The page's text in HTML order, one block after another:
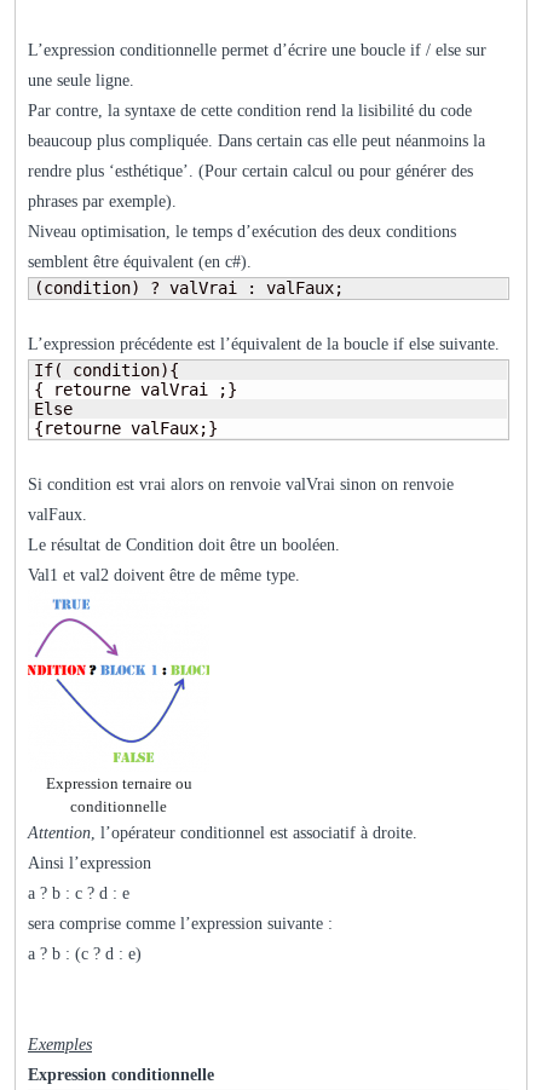
L’expression conditionnelle permet d’écrire une boucle if / else sur
une seule ligne.
Par contre, la syntaxe de cette condition rend la lisibilité du code
beaucoup plus compliquée. Dans certain cas elle peut néanmoins la
rendre plus ‘esthétique’. (Pour certain calcul ou pour générer des
phrases par exemple).
Niveau optimisation, le temps d’exécution des deux conditions
semblent être équivalent (en c#).
(condition) ? valVrai : valFaux;
L’expression précédente est l’équivalent de la boucle if else suivante.
If( condition){
{ retourne valVrai ;}
Else
{retourne valFaux;}
Si condition est vrai alors on renvoie valVrai sinon on renvoie
valFaux.
Le résultat de Condition doit être un booléen.
Val1 et val2 doivent être de même type.
Expression ternaire ou
conditionnelle
Attention, l’opérateur conditionnel est associatif à droite.
Ainsi l’expression
a ? b : c ? d : e
sera comprise comme l’expression suivante :
a ? b : (c ? d : e)
Exemples
Expression conditionnelle